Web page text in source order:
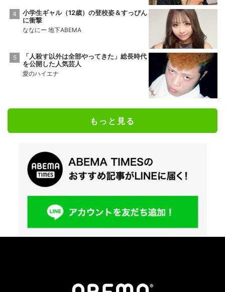
小学生ギャル（12歳）の登校姿＆すっぴん
に衝撃
ななにー 地下ABEMA
「人殺す以外は全部やってきた」総長時代
を公開した人気芸人
愛のハイエナ
もっと見る